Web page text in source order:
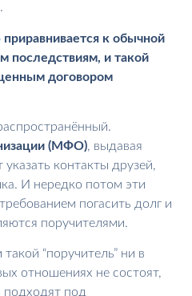
к обычной
последствиям, и такой
договором
(МФО), выдавая
контакты друзей,
И нередко потом эти
погасить долг и
поручителями.
“поручитель” ни в
отношениях не состоят,
подходят под